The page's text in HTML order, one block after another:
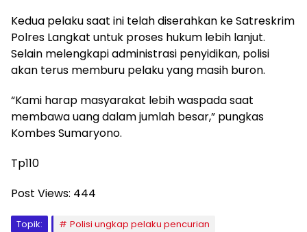
Kedua pelaku saat ini telah diserahkan ke Satreskrim
Polres Langkat untuk proses hukum lebih lanjut.
Selain melengkapi administrasi penyidikan, polisi
akan terus memburu pelaku yang masih buron.
“Kami harap masyarakat lebih waspada saat
membawa uang dalam jumlah besar,” pungkas
Kombes Sumaryono.
Tp110
Post Views: 444
Topik: Polisi ungkap pelaku pencurian